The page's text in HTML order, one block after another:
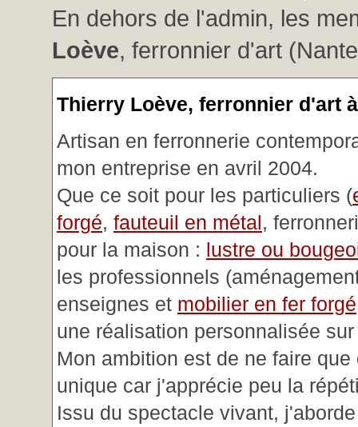
En dehors de l'admin, les
Loève, ferronnier d'art
Thierry Loève, ferronnier d'art
Artisan en ferronnerie
mon entreprise en avril 2004.
Que ce soit pour les particuliers (
forgé, fauteuil en métal,
pour la maison : lustre ou
les professionnels
enseignes et mobilier en fer forgé
une réalisation personnalisée
Mon ambition est de ne faire que
unique car j'apprécie peu la
Issu du spectacle vivant,